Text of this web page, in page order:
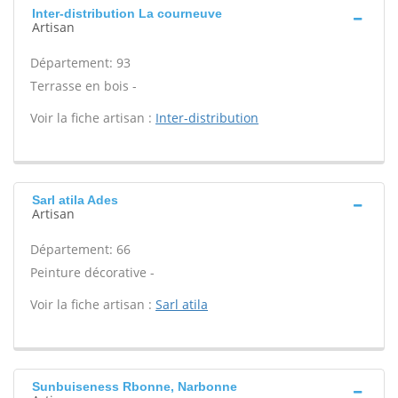
Inter-distribution La courneuve
Artisan
Département: 93
Terrasse en bois -
Voir la fiche artisan : Inter-distribution
Sarl atila Ades
Artisan
Département: 66
Peinture décorative -
Voir la fiche artisan : Sarl atila
Sunbuiseness Rbonne, Narbonne